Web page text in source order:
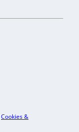
Cookies &